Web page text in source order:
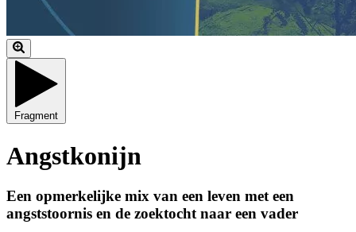
Fragment
Angstkonijn
Een opmerkelijke mix van een leven met een
angststoornis en de zoektocht naar een vader